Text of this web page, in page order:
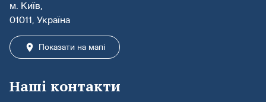
м. Київ,
01011, Україна
Показати на мапі
Наші контакти